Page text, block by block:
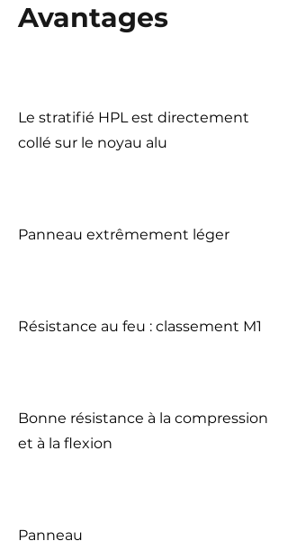
Avantages
Le stratifié HPL est directement
collé sur le noyau alu
Panneau extrêmement léger
Résistance au feu : classement M1
Bonne résistance à la compression
et à la flexion
Panneau